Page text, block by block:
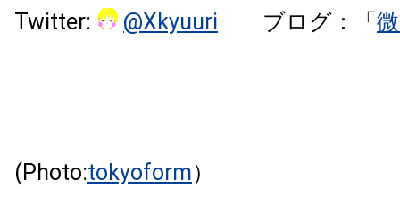
Twitter: @Xkyuuri ブログ：「
(Photo:tokyoform）